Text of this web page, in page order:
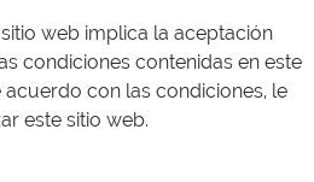
web implica la aceptación
condiciones contenidas en este
acuerdo con las condiciones, le
este sitio web.